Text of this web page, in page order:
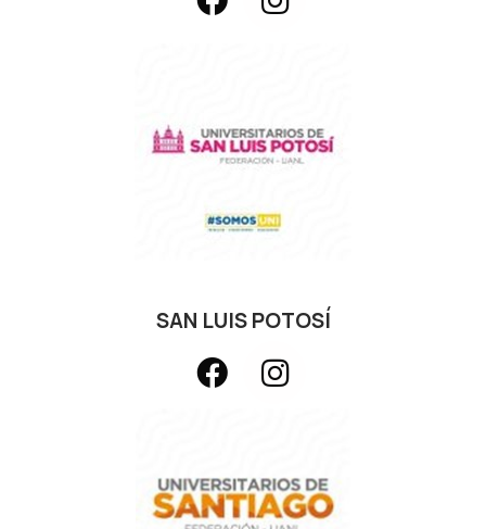
SAN LUIS POTOSÍ